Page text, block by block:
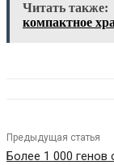
Читать также:
компактное
Предыдущая статья
Более 1 000 генов